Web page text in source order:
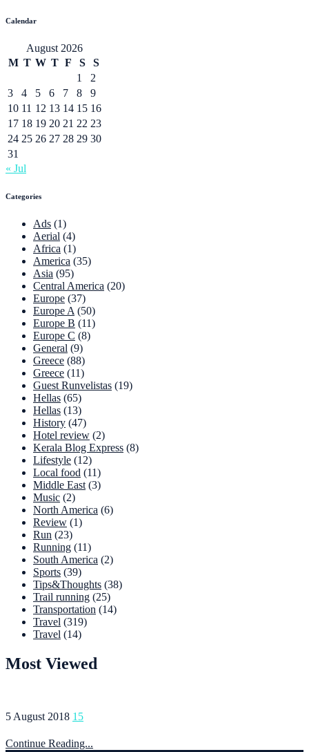
Calendar
August 2026
M T W T F S
S
1
2
3
4 5 6 7 8
9
10 11 12 13 14 15 16
17 18 19 20 21 22 23
24 25 26 27 28 29 30
31
« Jul
Categories
Ads (1)
Aerial (4)
Africa (1)
America (35)
Asia (95)
Central America (20)
Europe (37)
Europe A (50)
Europe B (11)
Europe C (8)
General (9)
Greece (88)
Greece (11)
Guest Runvelistas (19)
Hellas (65)
Hellas (13)
History (47)
Hotel review (2)
Kerala Blog Express (8)
Lifestyle (12)
Local food (11)
Middle East (3)
Music (2)
North America (6)
Review (1)
Run (23)
Running (11)
South America (2)
Sports (39)
Tips&Thoughts (38)
Trail running (25)
Transportation (14)
Travel (319)
Travel (14)
Most Viewed
5 August 2018 15
Continue Reading...